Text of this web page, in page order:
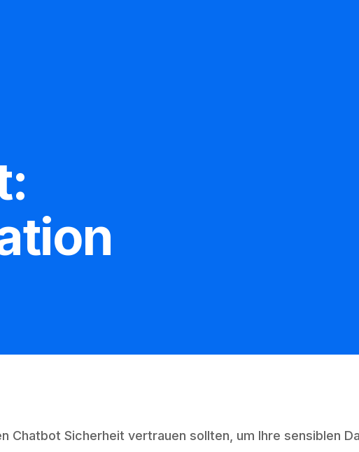
Chatbot Sicherheit vertrauen sollten, um Ihre sensiblen